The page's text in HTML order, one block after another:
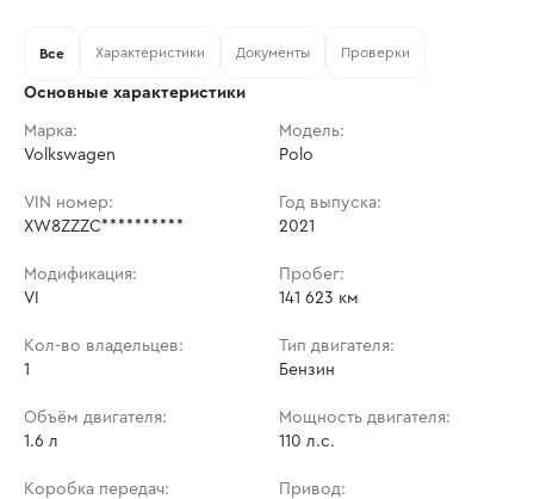
Тип аукциона: Открытые торги
Шаг торгов: 13 240 ₽
Кол-во ставок:
Ставок не найдено
в аукционах
Все Характеристики Документы Проверки
Основные характеристики
Марка:
Volkswagen
Модель:
Polo
VIN номер:
XW8ZZZC**********
Год выпуска:
2021
Модификация:
VI
Пробег:
141 623 км
Кол-во владельцев:
1
Тип двигателя:
Бензин
Объём двигателя:
1.6 л
Мощность двигателя:
110 л.с.
Коробка передач:
Привод: